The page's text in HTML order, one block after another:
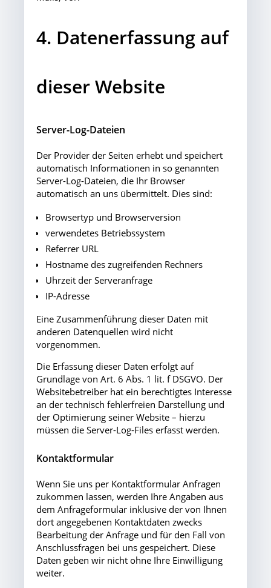
4. Datenerfassung auf
dieser Website
Server-Log-Dateien
Der Provider der Seiten erhebt und speichert
automatisch Informationen in so genannten
Server-Log-Dateien, die Ihr Browser
automatisch an uns übermittelt. Dies sind:
Browsertyp und Browserversion
verwendetes Betriebssystem
Referrer URL
Hostname des zugreifenden Rechners
Uhrzeit der Serveranfrage
IP-Adresse
Eine Zusammenführung dieser Daten mit
anderen Datenquellen wird nicht
vorgenommen.
Die Erfassung dieser Daten erfolgt auf
Grundlage von Art. 6 Abs. 1 lit. f DSGVO. Der
Websitebetreiber hat ein berechtigtes Interesse
an der technisch fehlerfreien Darstellung und
der Optimierung seiner Website – hierzu
müssen die Server-Log-Files erfasst werden.
Kontaktformular
Wenn Sie uns per Kontaktformular Anfragen
zukommen lassen, werden Ihre Angaben aus
dem Anfrageformular inklusive der von Ihnen
dort angegebenen Kontaktdaten zwecks
Bearbeitung der Anfrage und für den Fall von
Anschlussfragen bei uns gespeichert. Diese
Daten geben wir nicht ohne Ihre Einwilligung
weiter.